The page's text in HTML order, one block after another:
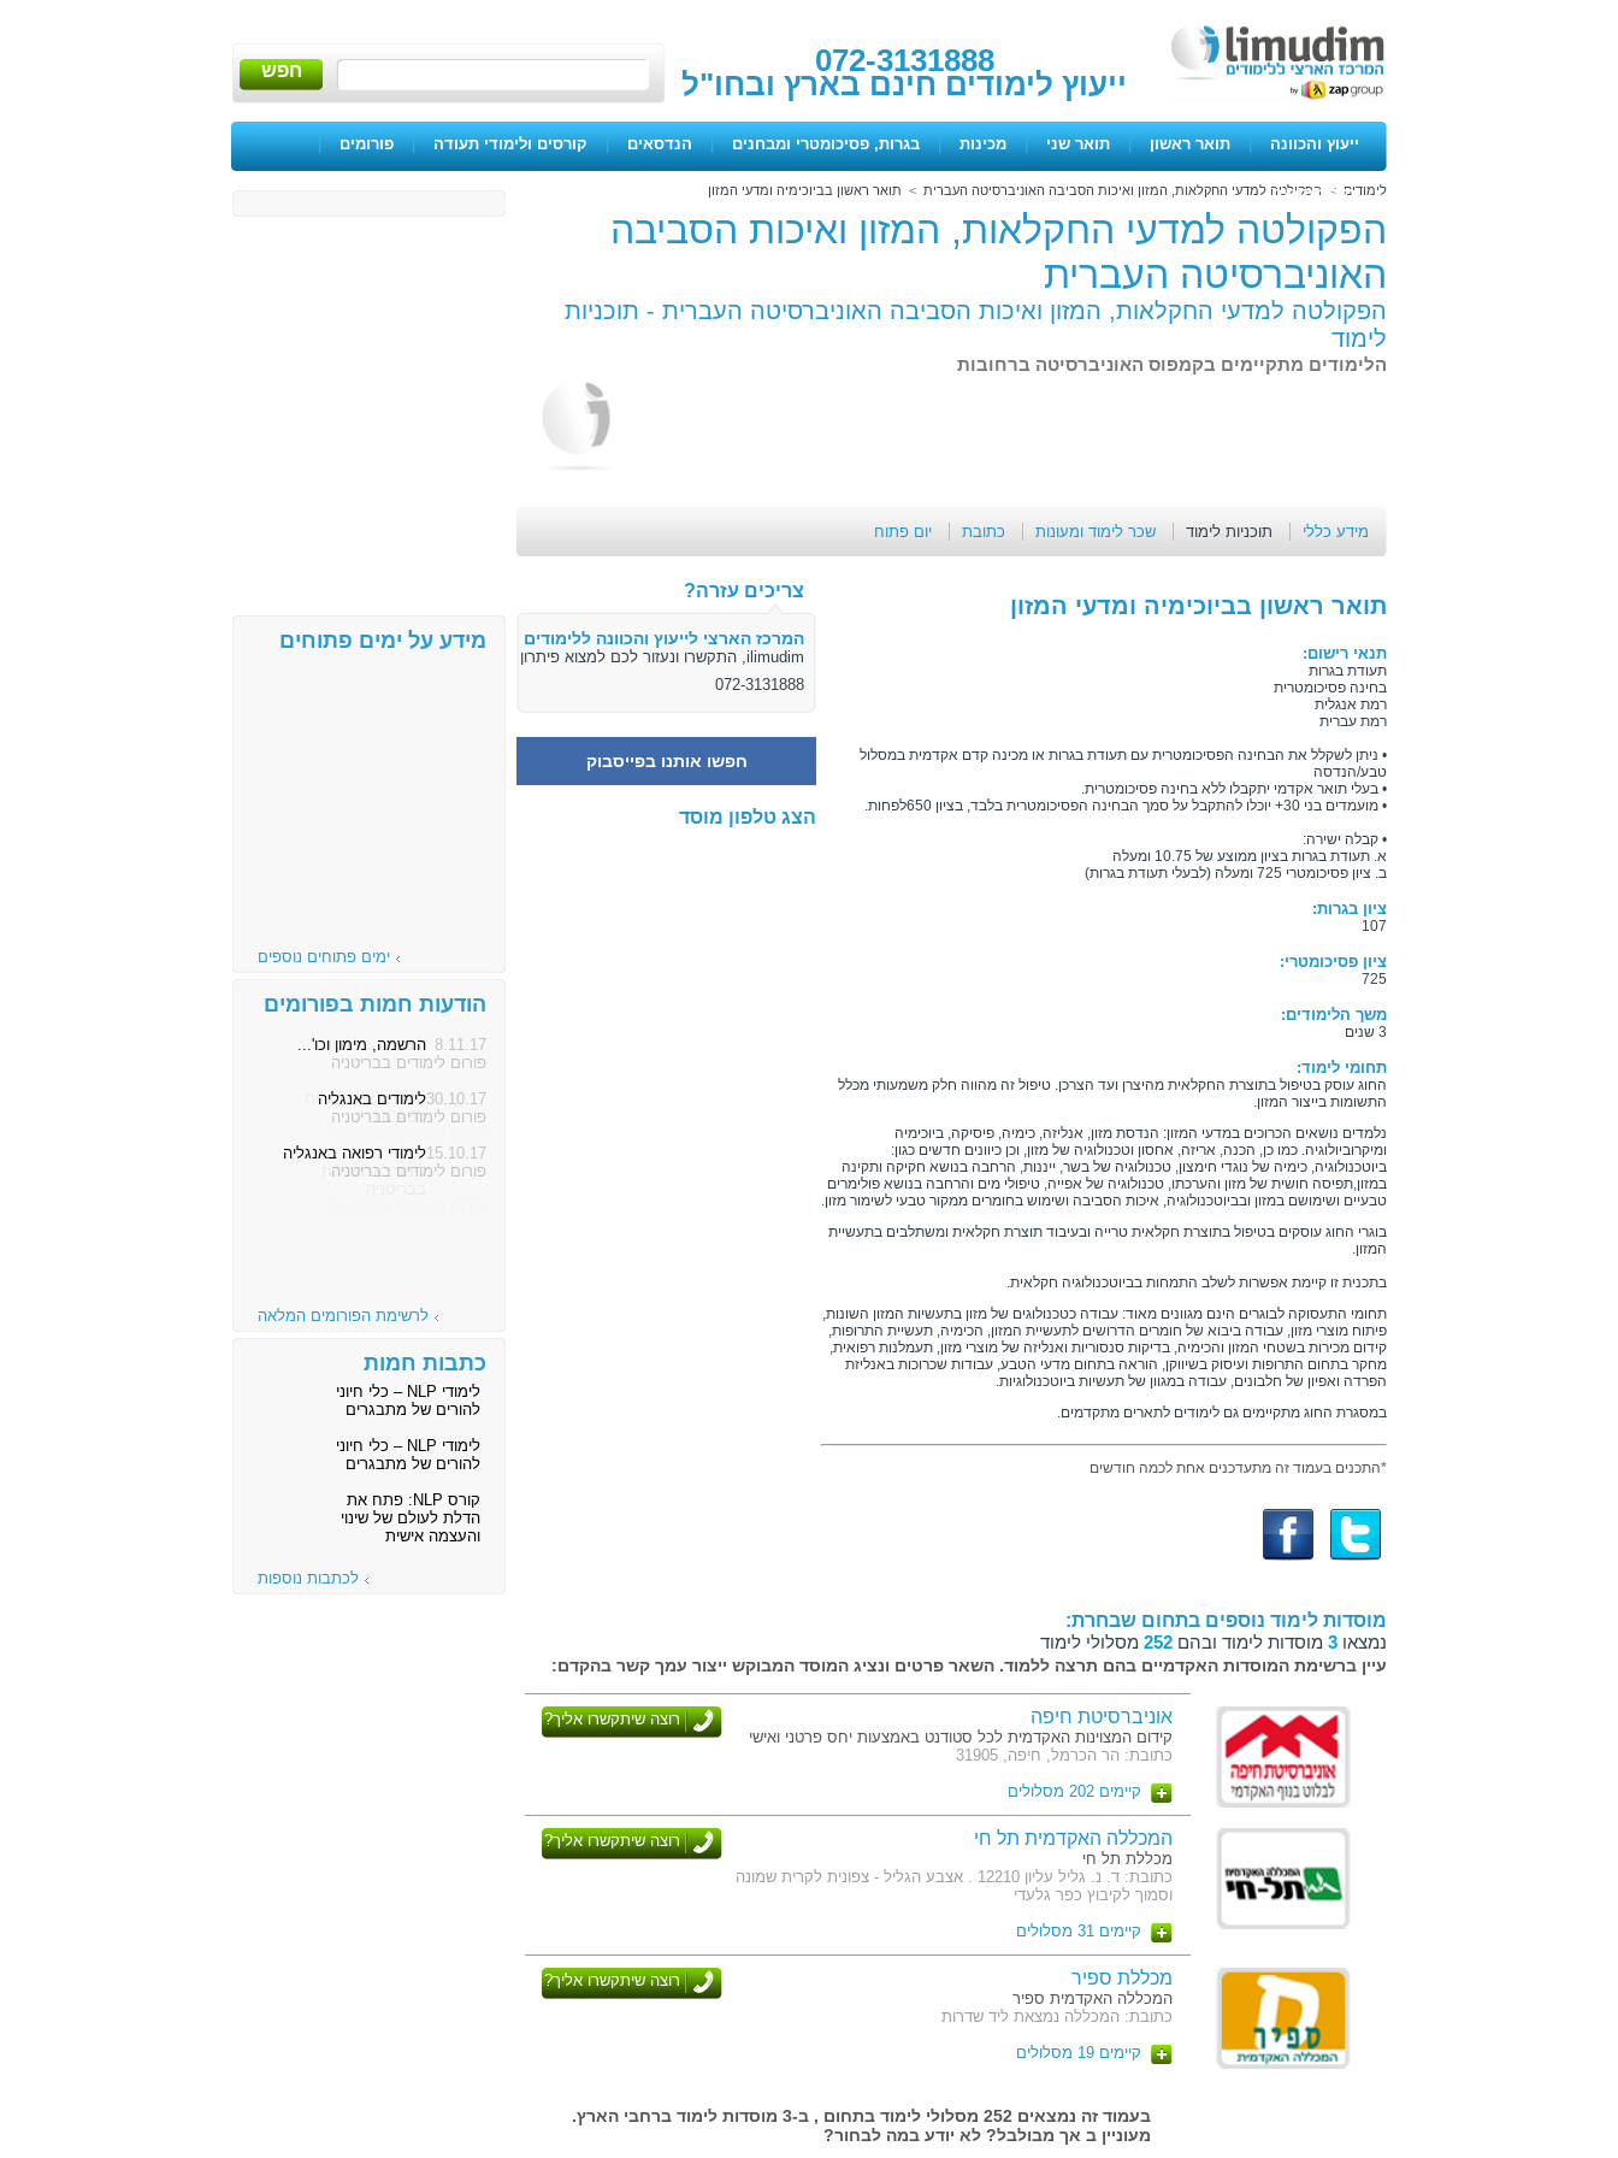
072-3131888
ייעוץ לימודים חינם בארץ ובחו"ל חפש
ייעוץ והכוונה | תואר ראשון | תואר שני | מכינות | בגרות, פסיכומטרי ומבחנים | הנדסאים | קורסים ולימודי תעודה | פורומים |
ימים פתוחיםלימודים > הפקולטה למדעי החקלאות, המזון ואיכות הסביבה האוניברסיטה העברית > תואר ראשון בביוכימיה ומדעי המזון
הפקולטה למדעי החקלאות, המזון ואיכות הסביבה
האוניברסיטה העברית
הפקולטה למדעי החקלאות, המזון ואיכות הסביבה האוניברסיטה העברית - תוכניות
לימוד
הלימודים מתקיימים בקמפוס האוניברסיטה ברחובות
מידע כללי תוכניות לימוד שכר לימוד ומעונות כתובת יום פתוח
צריכים עזרה?
המרכז הארצי לייעוץ והכוונה ללימודים
ilimudim, התקשרו ונעזור לכם למצוא פיתרון
072-3131888
חפשו אותנו בפייסבוק
הצג טלפון מוסד
תואר ראשון בביוכימיה ומדעי המזון
תנאי רישום:
תעודת בגרות
בחינה פסיכומטרית
רמת אנגלית
רמת עברית
• ניתן לשקלל את הבחינה הפסיכומטרית עם תעודת בגרות או מכינה קדם אקדמית במסלול
טבע/הנדסה
• בעלי תואר אקדמי יתקבלו ללא בחינה פסיכומטרית.
• מועמדים בני 30+ יוכלו להתקבל על סמך הבחינה הפסיכומטרית בלבד, בציון 650לפחות.
• קבלה ישירה:
א. תעודת בגרות בציון ממוצע של 10.75 ומעלה
ב. ציון פסיכומטרי 725 ומעלה (לבעלי תעודת בגרות)
ציון בגרות:
107
ציון פסיכומטרי:
725
משך הלימודים:
3 שנים
תחומי לימוד:
החוג עוסק בטיפול בתוצרת החקלאית מהיצרן ועד הצרכן. טיפול זה מהווה חלק משמעותי מכלל
התשומות בייצור המזון.
נלמדים נושאים הכרוכים במדעי המזון: הנדסת מזון, אנליזה, כימיה, פיסיקה, ביוכימיה
ומיקרוביולוגיה. כמו כן, הכנה, אריזה, אחסון וטכנולוגיה של מזון, וכן כיוונים חדשים כגון:
ביוטכנולוגיה, כימיה של נוגדי חימצון, טכנולוגיה של בשר, ייננות, הרחבה בנושא חקיקה ותקינה
במזון,תפיסה חושית של מזון והערכתו, טכנולוגיה של אפייה, טיפולי מים והרחבה בנושא פולימרים
טבעיים ושימושם במזון ובביוטכנולוגיה, איכות הסביבה ושימוש בחומרים ממקור טבעי לשימור מזון.
בוגרי החוג עוסקים בטיפול בתוצרת חקלאית טרייה ובעיבוד תוצרת חקלאית ומשתלבים בתעשיית
המזון.
בתכנית זו קיימת אפשרות לשלב התמחות בביוטכנולוגיה חקלאית.
תחומי התעסוקה לבוגרים הינם מגוונים מאוד: עבודה כטכנולוגים של מזון בתעשיות המזון השונות,
פיתוח מוצרי מזון, עבודה ביבוא של חומרים הדרושים לתעשיית המזון, הכימיה, תעשיית התרופות,
קידום מכירות בשטחי המזון והכימיה, בדיקות סנסוריות ואנליזה של מוצרי מזון, תעמלנות רפואית,
מחקר בתחום התרופות ועיסוק בשיווקן, הוראה בתחום מדעי הטבע, עבודות שכרוכות באנליזת
הפרדה ואפיון של חלבונים, עבודה במגוון של תעשיות ביוטכנולוגיות.
במסגרת החוג מתקיימים גם לימודים לתארים מתקדמים.
הערות:
במסגרת לימודי החובה תערכנה מעבדות הכוללות ניתוחים בבעלי חיים.
*התכנים בעמוד זה מתעדכנים אחת לכמה חודשים
מוסדות לימוד נוספים בתחום שבחרת:
נמצאו 3 מוסדות לימוד ובהם 252 מסלולי לימוד
עיין ברשימת המוסדות האקדמיים בהם תרצה ללמוד. השאר פרטים ונציג המוסד המבוקש ייצור עמך קשר בהקדם:
אוניברסיטת חיפה
קידום המצוינות האקדמית לכל סטודנט באמצעות יחס פרטני ואישי
כתובת: הר הכרמל, חיפה, 31905
רוצה שיתקשרו אליך?
קיימים 202 מסלולים
המכללה האקדמית תל חי
מכללת תל חי
כתובת: ד. נ. גליל עליון 12210 . אצבע הגליל - צפונית לקרית שמונה
וסמוך לקיבוץ כפר גלעדי
רוצה שיתקשרו אליך?
קיימים 31 מסלולים
מכללת ספיר
המכללה האקדמית ספיר
כתובת: המכללה נמצאת ליד שדרות
רוצה שיתקשרו אליך?
קיימים 19 מסלולים
בעמוד זה נמצאים 252 מסלולי לימוד בתחום , ב-3 מוסדות לימוד ברחבי הארץ.
מעוניין ב אך מבולבל? לא יודע במה לבחור?
מידע על ימים פתוחים
ימים פתוחים נוספים
הודעות חמות בפורומים
8.11.17 הרשמה, מימון וכו'...
פורום לימודים בבריטניה
30.10.17לימודים באנגליה
פורום לימודים בבריטניה
15.10.17לימודי רפואה באנגליה
פורום לימודים בבריטניה
לרשימת הפורומים המלאה
כתבות חמות
לימודי NLP – כלי חיוני
להורים של מתבגרים
לימודי NLP – כלי חיוני
להורים של מתבגרים
קורס NLP: פתח את
הדלת לעולם של שינוי
והעצמה אישית
לכתבות נוספות